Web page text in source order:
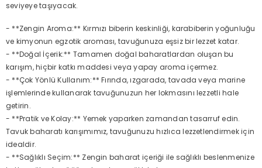
seviyeye taşıyacak.
- **Zengin Aroma:** Kırmızı biberin keskinliği, karabiberin yoğunluğu
ve kimyonun egzotik aroması, tavuğunuza eşsiz bir lezzet katar.
- **Doğal İçerik:** Tamamen doğal baharatlardan oluşan bu
karışım, hiçbir katkı maddesi veya yapay aroma içermez.
- **Çok Yönlü Kullanım:** Fırında, ızgarada, tavada veya marine
işlemlerinde kullanarak tavuğunuzun her lokmasını lezzetli hale
getirin.
- **Pratik ve Kolay:** Yemek yaparken zamandan tasarruf edin.
Tavuk baharatı karışımımız, tavuğunuzu hızlıca lezzetlendirmek için
idealdir.
- **Sağlıklı Seçim:** Zengin baharat içeriği ile sağlıklı beslenmenize